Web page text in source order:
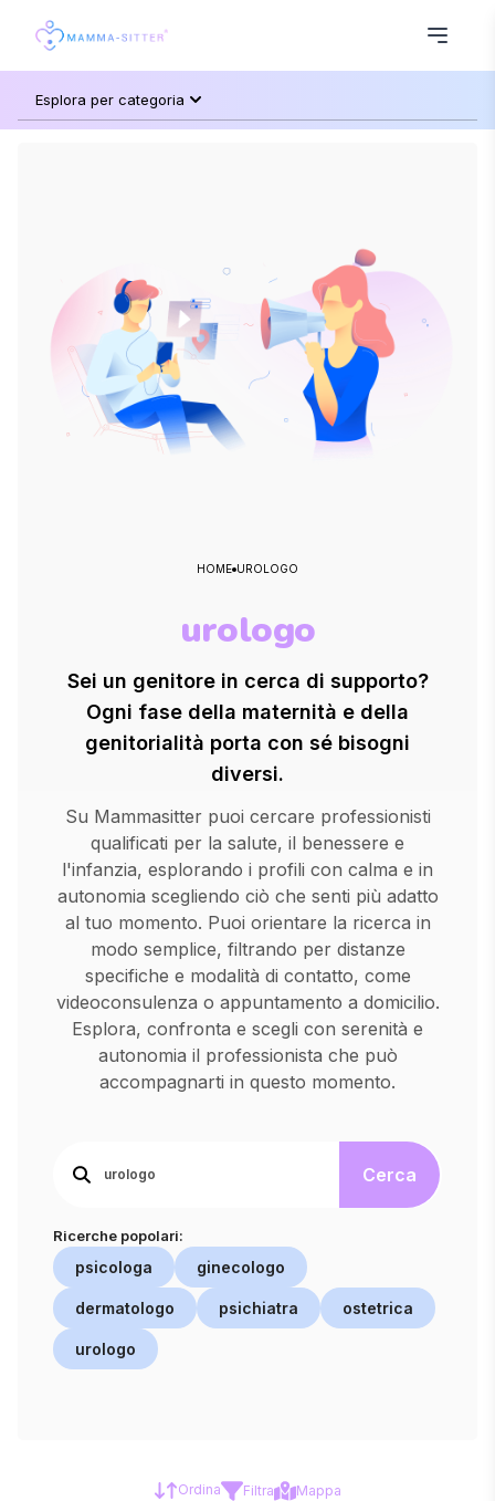
Esplora per categoria
HOME UROLOGO
urologo
Sei un genitore in cerca di supporto?
Ogni fase della maternità e della
genitorialità porta con sé bisogni
diversi.
Su Mammasitter puoi cercare professionisti
qualificati per la salute, il benessere e
l'infanzia, esplorando i profili con calma e in
autonomia scegliendo ciò che senti più adatto
al tuo momento. Puoi orientare la ricerca in
modo semplice, filtrando per distanze
specifiche e modalità di contatto, come
videoconsulenza o appuntamento a domicilio.
Esplora, confronta e scegli con serenità e
autonomia il professionista che può
accompagnarti in questo momento.
Cerca
Ricerche popolari:
psicologa ginecologo
dermatologo psichiatra ostetrica
urologo
Ordina Filtra Mappa